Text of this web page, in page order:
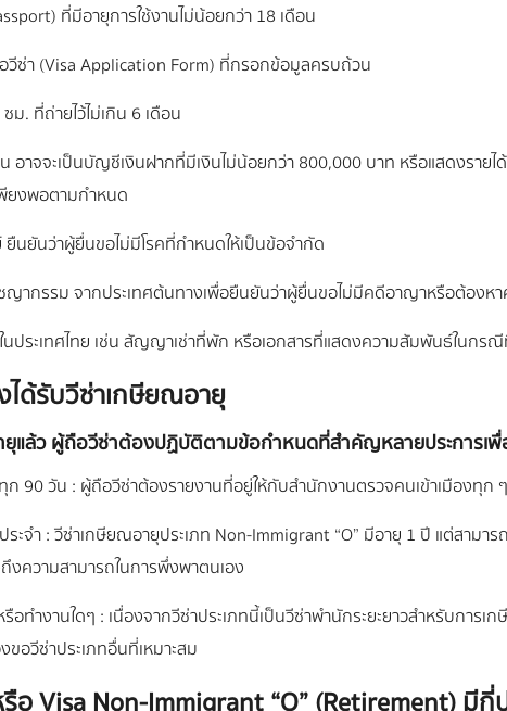
ที่มีอายุการใช้งานไม่น้อยกว่า 18 เดือน
ซ่า (Visa Application Form) ที่กรอกข้อมูลครบถ้วน
. ที่ถ่ายไว้ไม่เกิน 6 เดือน
อาจจะเป็นบัญชีเงินฝากที่มีเงินไม่น้อยกว่า 800,000 บาท หรือแสดงราย
ยงพอตามกำหนด
นยันว่าผู้ยื่นขอไม่มีโรคที่กำหนดให้เป็นข้อจำกัด
ญากรรม จากประเทศต้นทางเพื่อยืนยันว่าผู้ยื่นขอไม่มีคดีอาญาหรือต้องหา
ประเทศไทย เช่น สัญญาเช่าที่พัก หรือเอกสารที่แสดงความสัมพันธ์ในกร
ด้รับวีซ่าเกษียณอายุ
ยุแล้ว ผู้ถือวีซ่าต้องปฏิบัติตามข้อกำหนดที่สำคัญหลายประการเพื่
90 วัน : ผู้ถือวีซ่าต้องรายงานที่อยู่ให้กับสำนักงานตรวจคนเข้าเมืองทุ
ระจำ : วีซ่าเกษียณอายุประเภท Non-Immigrant “O” มีอายุ 1 ปี แต่สา
งความสามารถในการพึ่งพาตนเอง
อทำงานใดๆ : เนื่องจากวีซ่าประเภทนี้เป็นวีซ่าพำนักระยะยาวสำหรับกา
อวีซ่าประเภทอื่นที่เหมาะสม
Visa Non-Immigrant “O” (Retirement) มีกี่